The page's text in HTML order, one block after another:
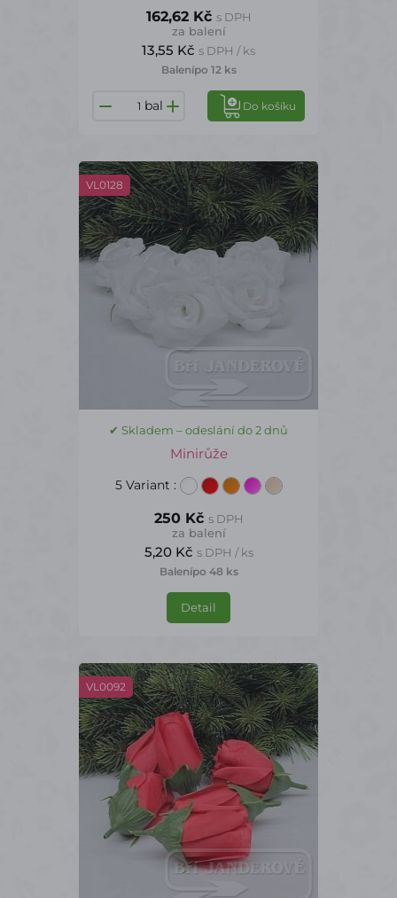
162,62 Kč s DPH
za balení
13,55 Kč s DPH / ks
Balenípo 12 ks
bal Do košíku
VL0128
✔ Skladem – odeslání do 2 dnů
Minirůže
5 Variant :
250 Kč s DPH
za balení
5,20 Kč s DPH / ks
Balenípo 48 ks
Detail
VL0092